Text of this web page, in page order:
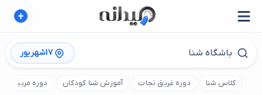
17شهریور
کلاس شنا دوره غریق نجات آموزش شنا کودکان دوره مربیگری